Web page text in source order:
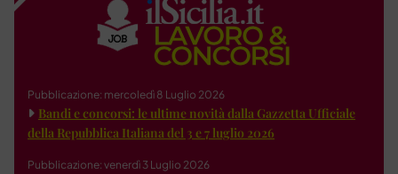
Pubblicazione: mercoledì 8 Luglio 2026
Bandi e concorsi: le ultime novità dalla Gazzetta Ufficiale
della Repubblica Italiana del 3 e 7 luglio 2026
Pubblicazione: venerdì 3 Luglio 2026